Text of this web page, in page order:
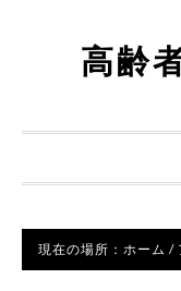
高齢
現在の場所： ホーム /